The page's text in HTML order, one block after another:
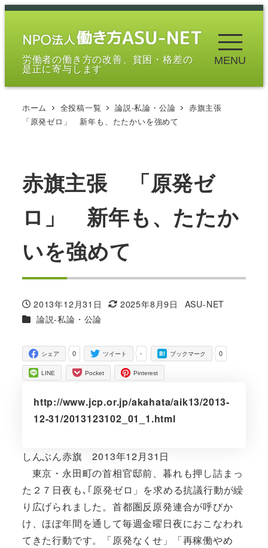
メ
労働者の働き方の改善、貧困・格差の
是正に寄与します
MENU
ホーム 全投稿一覧 論説-私論・公論
赤旗主張
「原発ゼロ」 新年も、たたかいを強めて
赤旗主張 「原発ゼ
ロ」 新年も、たたか
いを強めて
投稿日
2013年12月31日
更新日
2025年8月9日
著
ASU-NET
カテゴリー
論説-私論・公論
0
シェア -
ツイート 0
ブックマーク
LINE Pocket Pinterest
http://www.jcp.or.jp/akahata/aik13/2013-
12-31/2013123102_01_1.html
しんぶん赤旗 2013年12月31日
東京・永田町の首相官邸前、暮れも押し詰まっ
た２７日夜も､｢原発ゼロ」を求める抗議行動が繰
り広げられました。首都圏反原発連合が呼びか
け、ほぼ年間を通して毎週金曜日夜におこなわれ
てきた行動です。「原発なくせ」「再稼働やめ